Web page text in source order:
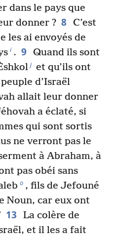
dans le pays que
donner ? 8 C’est
les ai envoyés de
i . 9 Quand ils sont
j et qu’ils ont
d’Israël
allait leur donner
a éclaté, si
qui sont sortis
ne verront pas le
à Abraham, à
pas obéi sans
o , fils de Jefouné
Noun, car eux ont
13
La colère de
et il les a fait